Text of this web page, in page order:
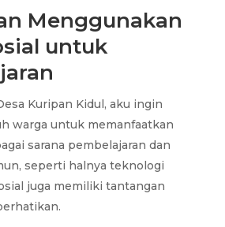
Menggunakan
untuk
Kuripan Kidul, aku ingin
warga untuk memanfaatkan
sarana pembelajaran dan
seperti halnya teknologi
juga memiliki tantangan